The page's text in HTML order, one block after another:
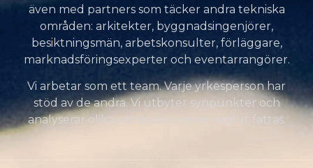
även med partners som täcker andra tekniska
områden: arkitekter, byggnadsingenjörer,
besiktningsmän, arbetskonsulter, förläggare,
marknadsföringsexperter och eventarrangörer.
Vi arbetar som ett team. Varje yrkesperson har
stöd av de andra. Vi utbyter synpunkter och
analyserar olika perspektiv innan beslut fattas.